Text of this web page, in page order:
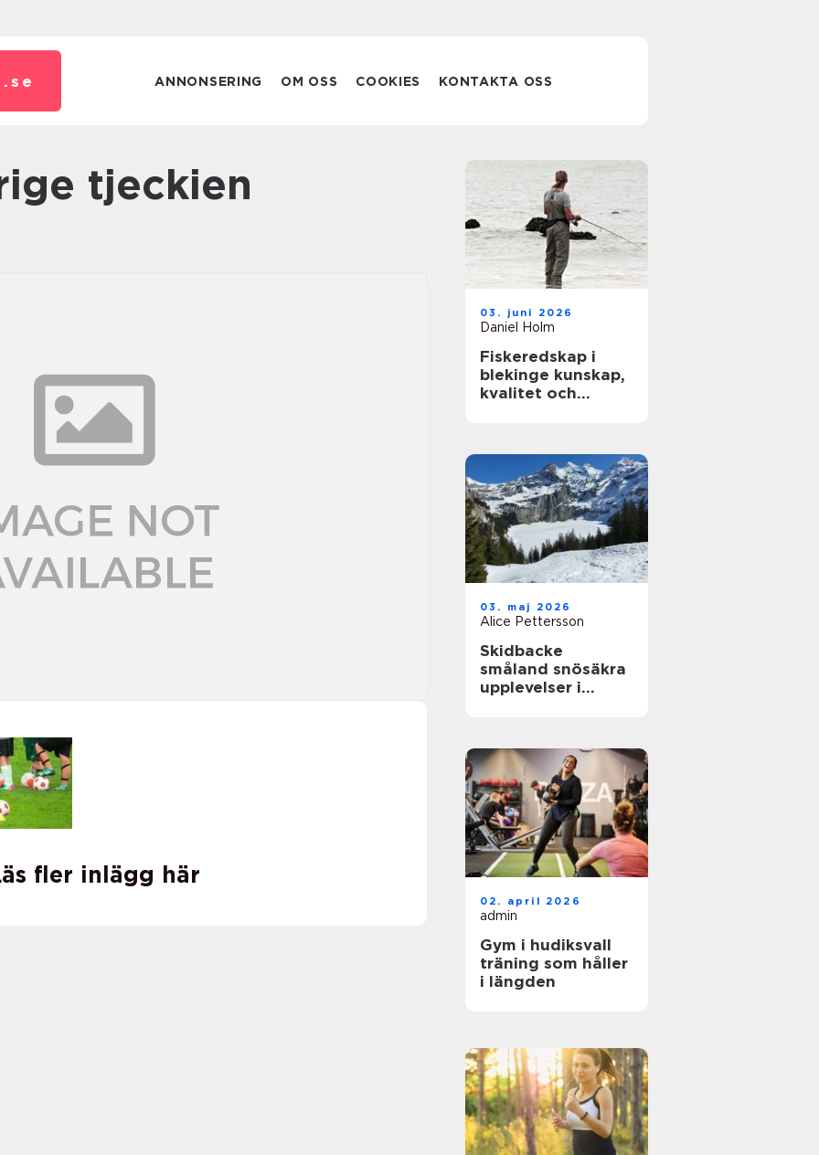
se ANNONSERING OM OSS COOKIES KONTAKTA OSS
tjeckien
fler inlägg här
03. juni 2026
Daniel Holm
Fiskeredskap i
blekinge kunskap,
kvalitet och
03. maj 2026
Alice Pettersson
Skidbacke
småland snösäkra
upplevelser i
02. april 2026
admin
Gym i hudiksvall
träning som håller
i längden